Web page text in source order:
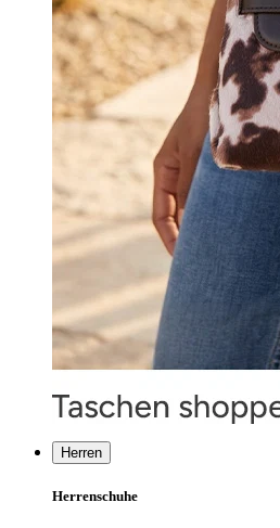
Herren
Herrenschuhe